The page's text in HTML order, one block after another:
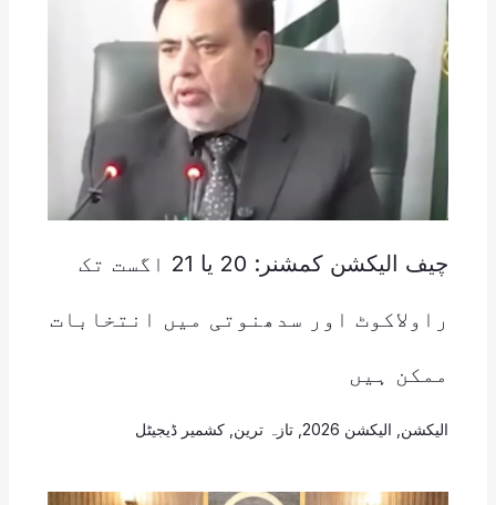
چیف الیکشن کمشنر: 20 یا 21 اگست تک
راولاکوٹ اور سدھنوتی میں انتخابات
ممکن ہیں
الیکشن الیکشن 2026 , تازہ ترین کشمیر ڈیجیٹل